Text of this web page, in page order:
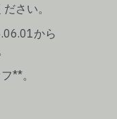
さい。
から
**。